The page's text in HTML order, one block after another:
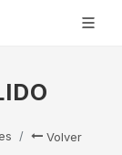
Volver